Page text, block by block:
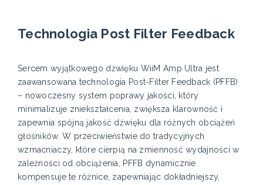
Technologia Post Filter Feedback
Sercem wyjątkowego dźwięku WiiM Amp Ultra jest
zaawansowana technologia Post-Filter Feedback (PFFB)
– nowoczesny system poprawy jakości, który
minimalizuje zniekształcenia, zwiększa klarowność i
zapewnia spójną jakość dźwięku dla różnych obciążeń
głośników. W przeciwieństwie do tradycyjnych
wzmacniaczy, które cierpią na zmienność wydajności w
zależności od obciążenia, PFFB dynamicznie
kompensuje te różnice, zapewniając dokładniejszy,